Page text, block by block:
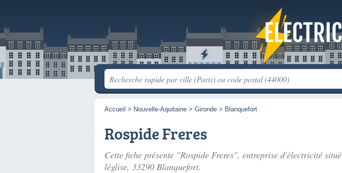
Accueil > Nouvelle-Aquitaine > Gironde > Blanquefort
Rospide Freres
Cette fiche présente "Rospide Freres", entreprise d'électricité situé
léglise, 33290 Blanquefort.